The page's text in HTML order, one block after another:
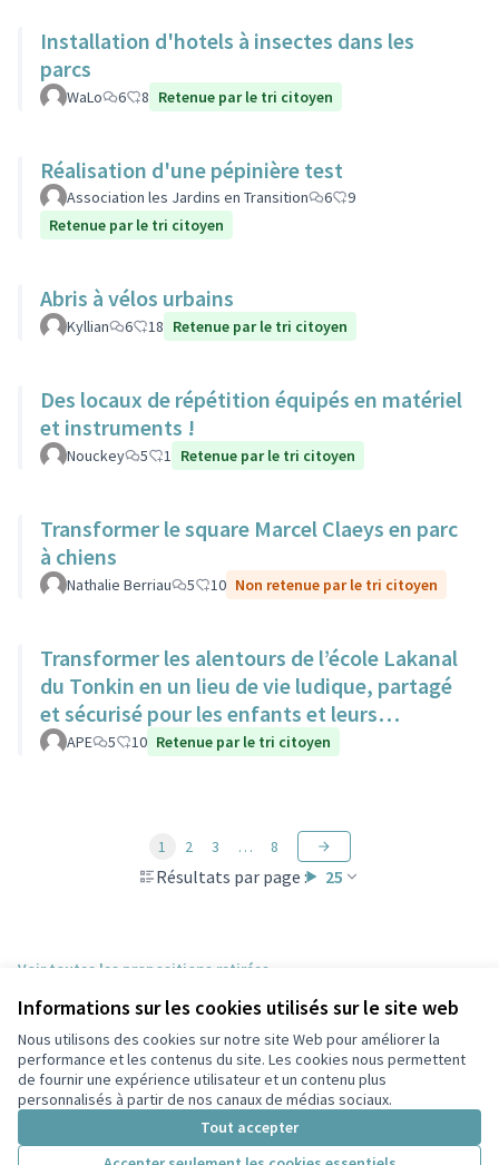
Informations sur les cookies utilisés sur le site web
Nous utilisons des cookies sur notre site Web pour améliorer la
performance et les contenus du site. Les cookies nous permettent
de fournir une expérience utilisateur et un contenu plus
personnalisés à partir de nos canaux de médias sociaux.
Tout accepter
Installation d'hotels à insectes dans les
parcs
WaLo 6 8 Retenue par le tri citoyen
Réalisation d'une pépinière test
Association les Jardins en Transition 6
9
Retenue par le tri citoyen
Abris à vélos urbains
Kyllian 6 18 Retenue par le tri citoyen
Des locaux de répétition équipés en matériel
et instruments !
Nouckey 5 1 Retenue par le tri citoyen
Transformer le square Marcel Claeys en parc
à chiens
Nathalie Berriau 5 10 Non retenue par le tri citoyen
Transformer les alentours de l’école Lakanal
du Tonkin en un lieu de vie ludique, partagé
et sécurisé pour les enfants et leurs
familles.
APE 5 10 Retenue par le tri citoyen
Résultats par page : 25
1 2 3 … 8
Voir toutes les propositions retirées
Conditions d'utilisation
Paramètres des cookies
Participez Villeurbanne sur X
(Lien externe)
Participez Villeurbanne sur Facebook
Participez Villeurbanne sur Instagram
Participez Villeurbanne sur YouTube
(Lien externe)